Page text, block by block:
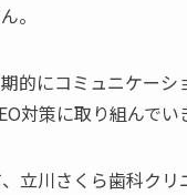
。
的にコミュニケー
対策に取り組んでい
立川さくら歯科ク